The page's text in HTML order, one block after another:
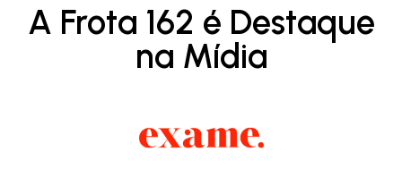
A Frota 162 é Destaque
na Mídia